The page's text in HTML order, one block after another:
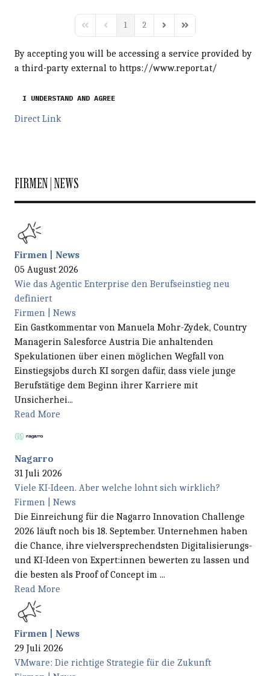
First PagePrevious Page
1 2 Next PageLast Page
By accepting you will be accessing a service provided by
a third-party external to https://www.report.at/
I UNDERSTAND AND AGREE
Direct Link
FIRMEN | NEWS
Firmen | News
05 August 2026
Wie das Agentic Enterprise den Berufseinstieg neu
definiert
Firmen | News
Ein Gastkommentar von Manuela Mohr-Zydek, Country
Managerin Salesforce Austria Die anhaltenden
Spekulationen über einen möglichen Wegfall von
Einstiegsjobs durch KI sorgen dafür, dass viele junge
Berufstätige dem Beginn ihrer Karriere mit
Unsicherhei...
Read More
Nagarro
31 Juli 2026
Viele KI-Ideen. Aber welche lohnt sich wirklich?
Firmen | News
Die Einreichung für die Nagarro Innovation Challenge
2026 läuft noch bis 18. September. Unternehmen haben
die Chance, ihre vielversprechendsten Digitalisierungs-
und KI-Ideen von Expert:innen bewerten zu lassen und
die besten als Proof of Concept im ...
Read More
Firmen | News
29 Juli 2026
VMware: Die richtige Strategie für die Zukunft